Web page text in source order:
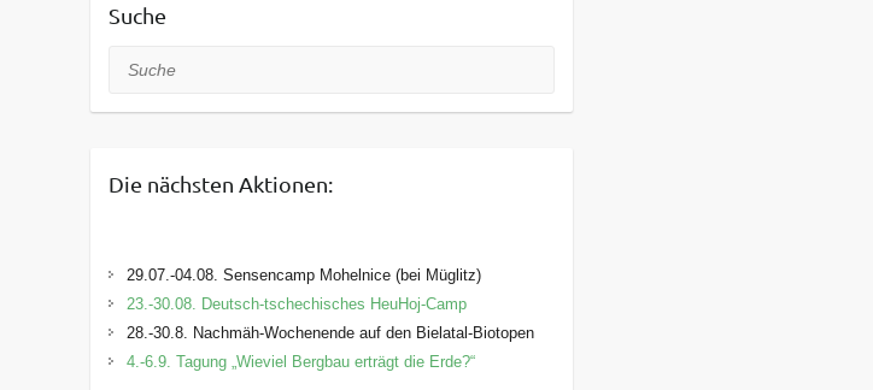
Suche
Suche
Die nächsten Aktionen:
29.07.-04.08. Sensencamp Mohelnice (bei Müglitz)
23.-30.08. Deutsch-tschechisches HeuHoj-Camp
28.-30.8. Nachmäh-Wochenende auf den Bielatal-Biotopen
4.-6.9. Tagung „Wieviel Bergbau erträgt die Erde?“